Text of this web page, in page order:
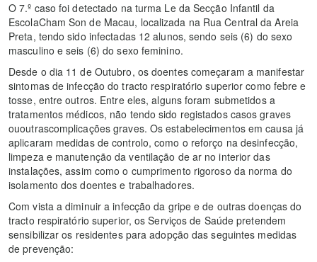
O 7.º caso foi detectado na turma Le da Secção Infantil da
EscolaCham Son de Macau, localizada na Rua Central da Areia
Preta, tendo sido infectadas 12 alunos, sendo seis (6) do sexo
masculino e seis (6) do sexo feminino.
Desde o dia 11 de Outubro, os doentes começaram a manifestar
sintomas de infecção do tracto respiratório superior como febre e
tosse, entre outros. Entre eles, alguns foram submetidos a
tratamentos médicos, não tendo sido registados casos graves
ououtrascomplicações graves. Os estabelecimentos em causa já
aplicaram medidas de controlo, como o reforço na desinfecção,
limpeza e manutenção da ventilação de ar no interior das
instalações, assim como o cumprimento rigoroso da norma do
isolamento dos doentes e trabalhadores.
Com vista a diminuir a infecção da gripe e de outras doenças do
tracto respiratório superior, os Serviços de Saúde pretendem
sensibilizar os residentes para adopção das seguintes medidas
de prevenção: